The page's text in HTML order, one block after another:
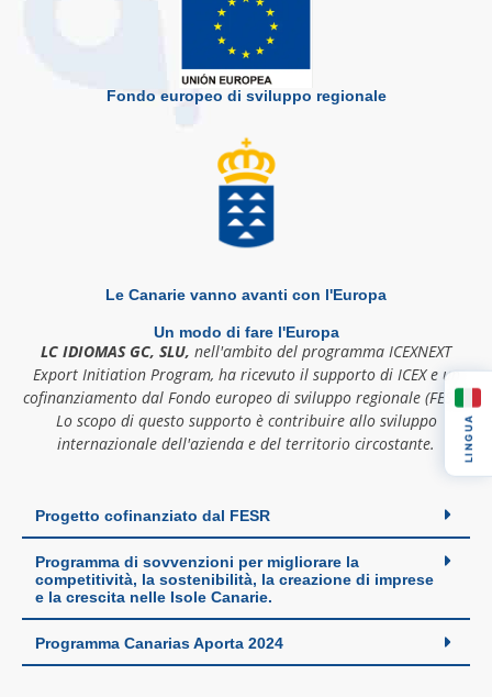
Fondo europeo di sviluppo regionale
Le Canarie vanno avanti con l'Europa
Un modo di fare l'Europa
LC IDIOMAS GC, SLU, nell'ambito del programma ICEXNEXT
Export Initiation Program, ha ricevuto il supporto di ICEX e un
cofinanziamento dal Fondo europeo di sviluppo regionale (FESR).
Lo scopo di questo supporto è contribuire allo sviluppo
internazionale dell'azienda e del territorio circostante.
Progetto cofinanziato dal FESR
Programma di sovvenzioni per migliorare la
competitività, la sostenibilità, la creazione di imprese
e la crescita nelle Isole Canarie.
Programma Canarias Aporta 2024
LINGUA